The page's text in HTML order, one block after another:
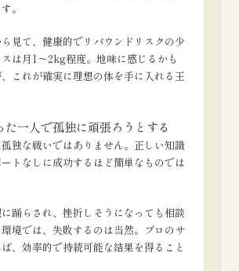
。
見て、健康的でリバウンドリスクの少
は月1〜2kg程度。地味に感じるかも
これが確実に理想の体を手に入れる王
た一人で孤独に頑張ろうとする
独な戦いではありません。正しい知識
ートなしに成功するほど簡単なものでは
踊らされ、挫折しそうになっても相談
境では、失敗するのは当然。プロのサ
、効率的で持続可能な結果を得ること